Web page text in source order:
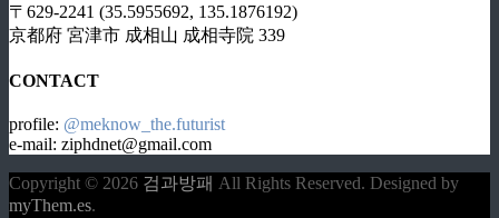
〒629-2241 (35.5955692, 135.1876192)
京都府 宮津市 成相山 成相寺院 339
CONTACT
profile: @meknow_the.futurist
e-mail: ziphdnet@gmail.com
Copyright © 2026 검과방패 All Rights Reserved. Designed by
myThem.es.